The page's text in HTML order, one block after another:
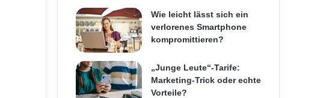
Wie leicht lässt sich ein
verlorenes Smartphone
kompromittieren?
„Junge Leute“-Tarife:
Marketing-Trick oder echte
Vorteile?